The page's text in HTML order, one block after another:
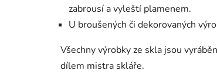
zabrousí a vyleští plamenem.
U broušených či dekorovaných
Všechny výrobky ze skla jsou
dílem mistra skláře.